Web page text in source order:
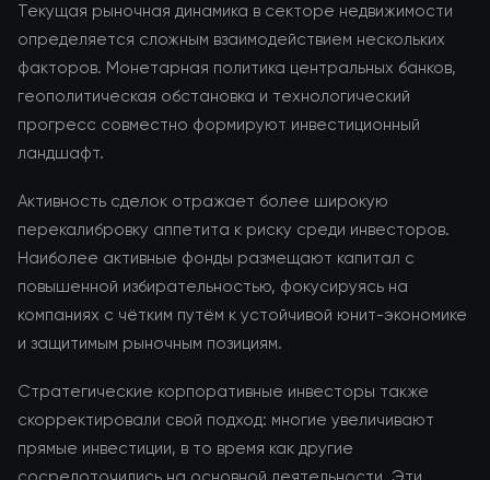
Текущая рыночная динамика в секторе недвижимости
определяется сложным взаимодействием нескольких
факторов. Монетарная политика центральных банков,
геополитическая обстановка и технологический
прогресс совместно формируют инвестиционный
ландшафт.
Активность сделок отражает более широкую
перекалибровку аппетита к риску среди инвесторов.
Наиболее активные фонды размещают капитал с
повышенной избирательностью, фокусируясь на
компаниях с чётким путём к устойчивой юнит-экономике
и защитимым рыночным позициям.
Стратегические корпоративные инвесторы также
скорректировали свой подход: многие увеличивают
прямые инвестиции, в то время как другие